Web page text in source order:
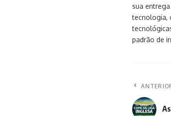
sua
tecnologia,
padrão de